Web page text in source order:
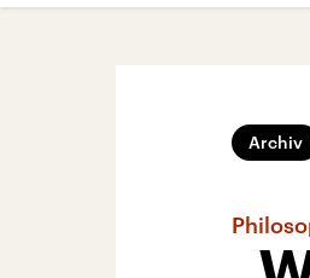
Archiv